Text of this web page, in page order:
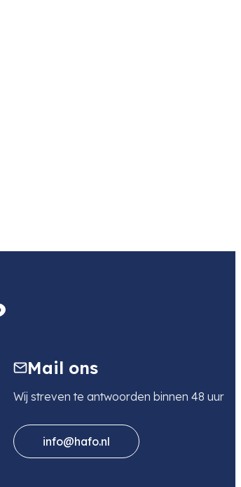
Mail ons
Wij streven te antwoorden binnen 48 uur
info@hafo.nl